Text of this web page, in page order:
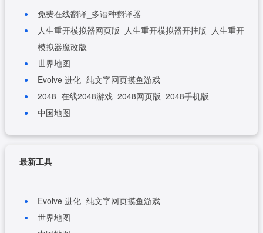
免费在线翻译_多语种翻译器
人生重开模拟器网页版_人生重开模拟器开挂版_人生重开
模拟器魔改版
世界地图
Evolve 进化- 纯文字网页摸鱼游戏
2048_在线2048游戏_2048网页版_2048手机版
中国地图
最新工具
Evolve 进化- 纯文字网页摸鱼游戏
世界地图